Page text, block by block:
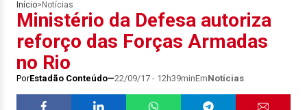
Início> Notícias
Ministério da Defesa autoriza
reforço das Forças Armadas
no Rio
PorEstadão Conteúdo 22/09/17 - 12h39minEmNotícias